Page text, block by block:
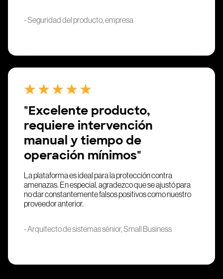
- Seguridad del producto, empresa
- Arquitecto de sistemas sénior, Small Business
"Excelente producto,
requiere intervención
manual y tiempo de
operación mínimos"
La plataforma es ideal para la protección contra
amenazas. En especial, agradezco que se ajustó para
no dar constantemente falsos positivos como nuestro
proveedor anterior.